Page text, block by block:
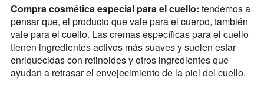
Compra cosmética especial para el cuello: tendemos a
pensar que, el producto que vale para el cuerpo, también
vale para el cuello. Las cremas específicas para el cuello
tienen ingredientes activos más suaves y suelen estar
enriquecidas con retinoides y otros ingredientes que
ayudan a retrasar el envejecimiento de la piel del cuello.